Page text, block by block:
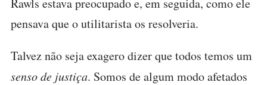
pensava que o utilitarista os resolveria.
Talvez não seja exagero dizer que todos temos um
senso de justiça. Somos de algum modo afetados